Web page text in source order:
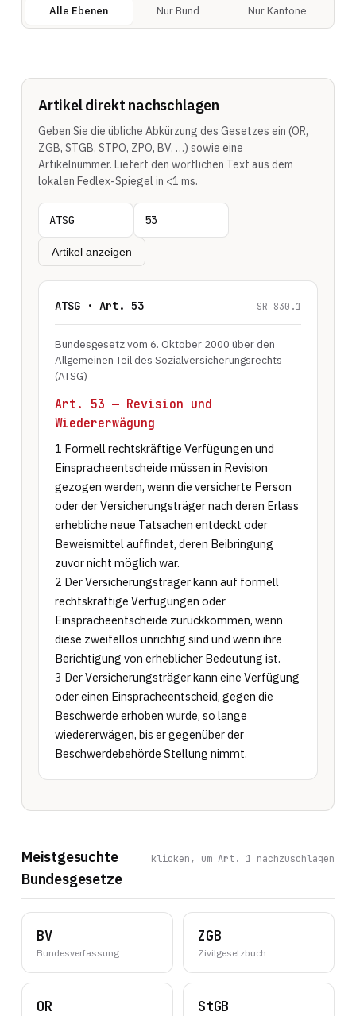
Alle Ebenen Nur Bund Nur Kantone
Artikel direkt nachschlagen
Geben Sie die übliche Abkürzung des Gesetzes ein (OR,
ZGB, STGB, STPO, ZPO, BV, …) sowie eine
Artikelnummer. Liefert den wörtlichen Text aus dem
lokalen Fedlex-Spiegel in <1 ms.
Artikel anzeigen
ATSG · Art. 53 SR 830.1
Bundesgesetz vom 6. Oktober 2000 über den
Allgemeinen Teil des Sozialversicherungsrechts
(ATSG)
Art. 53 — Revision und
Wiedererwägung
1 Formell rechtskräftige Verfügungen und
Einspracheentscheide müssen in Revision
gezogen werden, wenn die versicherte Person
oder der Versicherungsträger nach deren Erlass
erhebliche neue Tatsachen entdeckt oder
Beweismittel auffindet, deren Beibringung
zuvor nicht möglich war.
2 Der Versicherungsträger kann auf formell
rechtskräftige Verfügungen oder
Einspracheentscheide zurückkommen, wenn
diese zweifellos unrichtig sind und wenn ihre
Berichtigung von erheblicher Bedeutung ist.
3 Der Versicherungsträger kann eine Verfügung
oder einen Einspracheentscheid, gegen die
Beschwerde erhoben wurde, so lange
wiedererwägen, bis er gegenüber der
Beschwerdebehörde Stellung nimmt.
Meistgesuchte
Bundesgesetze
klicken, um Art. 1 nachzuschlagen
BV
Bundesverfassung
ZGB
Zivilgesetzbuch
OR StGB